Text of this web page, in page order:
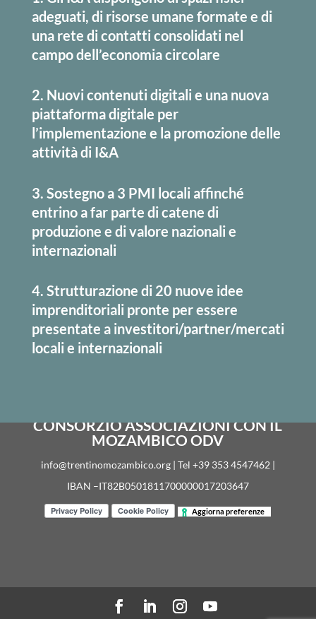
adeguati, di risorse umane formate e di
una rete di contatti consolidati nel
campo dell’economia circolare
2. Nuovi contenuti digitali e una nuova
piattaforma digitale per
l’implementazione e la promozione delle
attività di I&A
3. Sostegno a 3 PMI localiaffinché
entrino a far parte di catene di
produzione e di valore nazionali e
internazionali
4. Strutturazione di 20 nuove idee
imprenditorialipronte per essere
presentate a investitori/partner/mercati
locali e internazionali
CONSORZIO ASSOCIAZIONI CON IL
MOZAMBICO ODV
info@trentinomozambico.org | Tel +39 353 4547462 |
IBAN –IT82B0501811700000017203647
Aggiorna preferenze